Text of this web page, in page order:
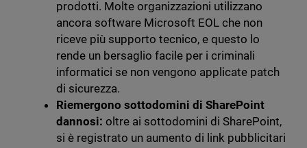
prodotti. Molte organizzazioni utilizzano
ancora software Microsoft EOL che non
riceve più supporto tecnico, e questo lo
rende un bersaglio facile per i criminali
informatici se non vengono applicate patch
di sicurezza.
Riemergono sottodomini di SharePoint
dannosi: oltre ai sottodomini di SharePoint,
si è registrato un aumento di link pubblicitari